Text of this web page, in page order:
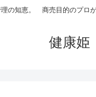
の知恵。 商売目的のプロ
健康姫